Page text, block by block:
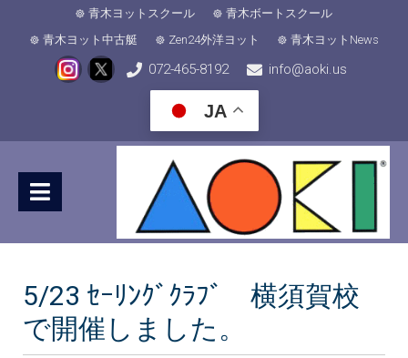
青木ヨットスクール
青木ボートスクール
青木ヨット中古艇
Zen24外洋ヨット 青木ヨットNews
072-465-8192 info@aoki.us
JA
5/23 ｾｰﾘﾝｸﾞｸﾗﾌﾞ 横須賀校
で開催しました。